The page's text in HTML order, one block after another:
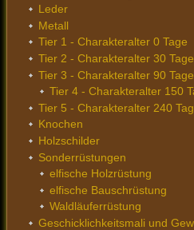
Leder
Metall
Tier 1 - Charakteralter 0 Tage
Tier 2 - Charakteralter 30 Tage
Tier 3 - Charakteralter 90 Tage
Tier 4 - Charakteralter 150
Tier 5 - Charakteralter 240
Knochen
Holzschilder
Sonderrüstungen
elfische Holzrüstung
elfische Bauschrüstung
Waldläuferrüstung
Geschicklichkeitsmali und